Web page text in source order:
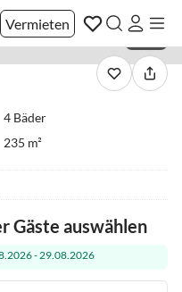
Vermieten
4 Bäder
235 m²
Gäste auswählen
- 29.08.2026